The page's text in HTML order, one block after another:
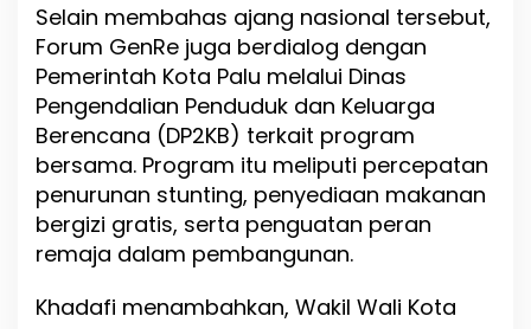
t
i
n
g
Selain membahas ajang nasional tersebut,
Forum GenRe juga berdialog dengan
Pemerintah Kota Palu melalui Dinas
Pengendalian Penduduk dan Keluarga
Berencana (DP2KB) terkait program
bersama. Program itu meliputi percepatan
penurunan stunting, penyediaan makanan
bergizi gratis, serta penguatan peran
remaja dalam pembangunan.
Khadafi menambahkan, Wakil Wali Kota